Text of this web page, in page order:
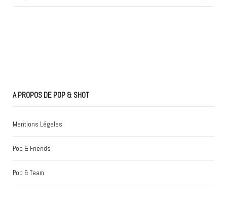
for:
A PROPOS DE POP & SHOT
Mentions Légales
Pop & Friends
Pop & Team